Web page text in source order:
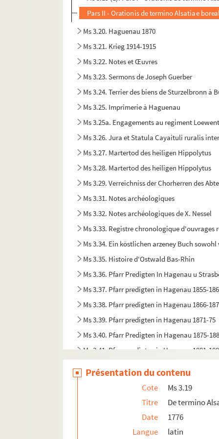
Pars II - Orationis de termino Alsatiae
Ms 3.20. Haguenau 1870
Ms 3.21. Krieg 1914-1915
Ms 3.22. Notes et Œuvres
Ms 3.23. Sermons de Joseph Guerber
Ms 3.24. Terrier des biens de Sturzelbronn à
Ms 3.25. Imprimerie à Haguenau
Ms 3.25a. Engagements au regiment
Ms 3.26. Jura et Statula Cayaituli ruralis
Ms 3.27. Martertod des heiligen Hippolytus
Ms 3.28. Martertod des heiligen Hippolytus
Ms 3.29. Verreichniss der Chorherren des
Ms 3.31. Notes archéologiques
Ms 3.32. Notes archéologiques de X. Nessel
Ms 3.33. Registre chronologique d'ouvrages
Ms 3.34. Ein köstlichen arzeney Buch
Ms 3.35. Histoire d'Ostwald Bas-Rhin
Ms 3.36. Pfarr Predigten In Hagenau u
Ms 3.37. Pfarr predigten in Hagenau 1855-
Ms 3.38. Pfarr predigten in Hagenau 1866-
Ms 3.39. Pfarr predigten in Hagenau 1871-75
Ms 3.40. Pfarr Predigten in Hagenau 1875-
Ms 3.41. Pfarr predigten in Hagenau 1881-
Présentation du contenu
Cote
Ms 3.19
Titre
De termino
Date
1776
Langue
latin